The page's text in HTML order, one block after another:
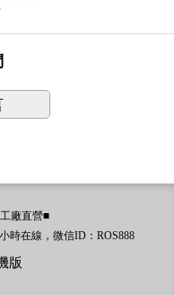
廠直營■
時在線，微信ID：ROS888
版